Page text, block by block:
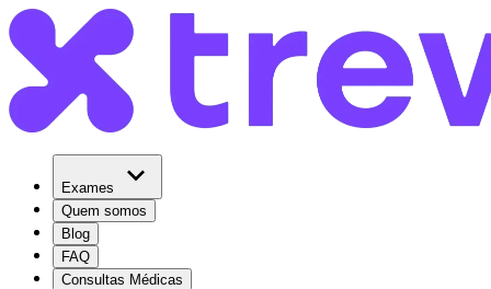
Exames
Quem somos
Blog
FAQ
Consultas Médicas